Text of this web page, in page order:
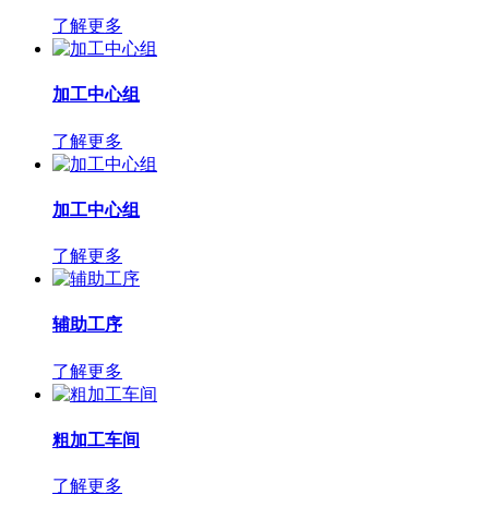
了解更多
加工中心组
了解更多
加工中心组
了解更多
辅助工序
了解更多
粗加工车间
了解更多